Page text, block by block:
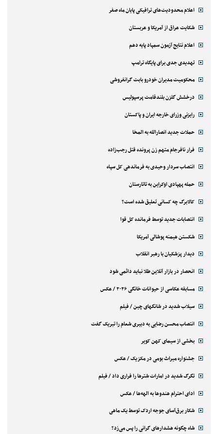
اعلام محدودیت‌های ترافیکی پایان ماه صفر
شکایت عراق از آمریکا و عربستان
اعلام نتایج آزمون سمپاد پایه دهم
تهدیدی جدی برای پایگاه ترامپ
محکومیت مدیران خودرو بابت گرانفروشی
درخشش گلزن بلندقامت پرسپولیس
رایزنی وزرای خارجه ایران و پاکستان
حملات جدید انصارالله به المخا
فرار نافرجام متهم زن پرونده قتل رجب‌زاده
انتصاب سردار وحیدی به فرماندهی کل سپاه
حمله پهپادی اوکراین به تاتارستان
کالابرگ چه کسانی تعلیق شده است؟
انتصابات جدید توسط فرمانده کل قوا
شکستن هیمنه پوشالی آمریکا
دیدار پزشکیان با رهبر انقلاب
انحصار در بازار آنلاین طلا نباید دائمی شود
مسابقه عکاسی از حیوانات خانگی ۲۰۲۶ / عکس
سیلاب شدید در شانگهای چین / فیلم
انتصاب محسن رضایی به دبیری شعام را تبریک گفت
بخشی از سیمای کهن کویر
جشنواره میراث بومی در مکزیک / عکس
تگرگ شدید در امارات شترها را فراری داد / فیلم
ادای احترام هندوها به الهه‌ها / عکس
شکار برق‌آسای جوجه اردک توسط یک ماهی
شاه چگونه هشدارهای گرانی را پس می‌زد؟